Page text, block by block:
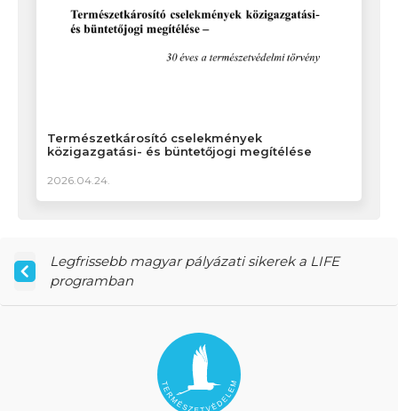
Természetkárosító cselekmények
közigazgatási- és büntetőjogi megítélése
2026.04.24.
Legfrissebb magyar pályázati sikerek a LIFE
programban